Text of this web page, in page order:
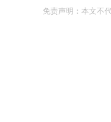
免责声明：本文不